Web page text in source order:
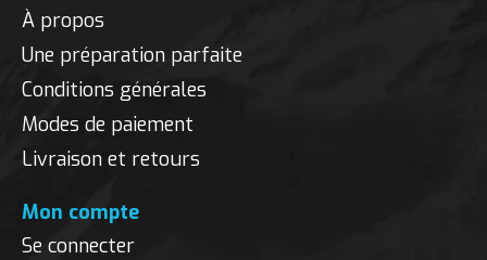
À propos
Une préparation parfaite
Conditions générales
Modes de paiement
Livraison et retours
Mon compte
Se connecter